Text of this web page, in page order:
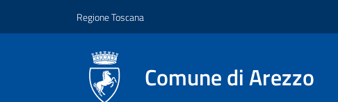
Regione Toscana
Comune di Arezzo